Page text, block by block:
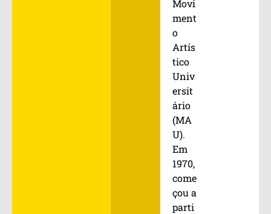
Movi
ment
o
Artís
tico
Univ
ersit
ário
(MA
U).
Em
1970,
come
çou a
parti